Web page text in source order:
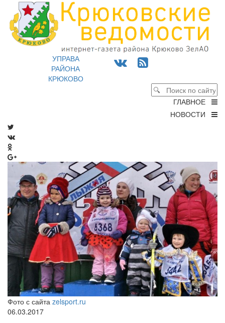
УПРАВА
РАЙОНА
КРЮКОВО
ГЛАВНОЕ
НОВОСТИ
Фото с сайта zelsport.ru
06.03.2017